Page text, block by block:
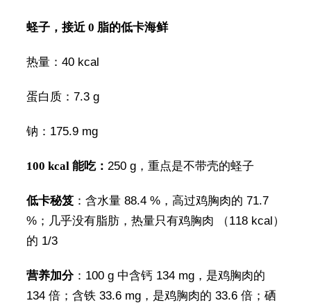
蛏子，接近 0 脂的低卡海鲜
热量：40 kcal
蛋白质：7.3 g
钠：175.9 mg
100 kcal 能吃： 250 g，重点是不带壳的蛏子
低卡秘笈：含水量 88.4 %，高过鸡胸肉的 71.7
%；几乎没有脂肪，热量只有鸡胸肉 （118 kcal）
的 1/3
营养加分：100 g 中含钙 134 mg，是鸡胸肉的
134 倍；含铁 33.6 mg，是鸡胸肉的 33.6 倍；硒